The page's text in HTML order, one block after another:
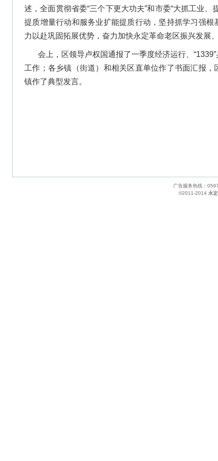
述，全面贯彻省委“三个下更大功夫”和市委“大抓工业
提质增量行动和服务业扩能提质行动，坚持抓学习强
力以赴巩固拓展优势，奋力加快永定革命老区振兴发展
会上，区领导卢权国通报了一季度经济运行、
工作；各乡镇（街道）和相关区直单位作了书面汇报
镇作了典型发言。
广告服务热线：
©2011-2014 永